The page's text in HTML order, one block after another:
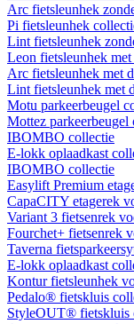
Arc fietsleunhek
Pi fietsleunhek
Lint fietsleunhek
Leon fietsleunhek
Arc fietsleunhek met
Lint fietsleunhek met
Motu parkeerbeugel
Mottez parkeerbeugel
IBOMBO collectie
E-lokk oplaadkast
IBOMBO collectie
Easylift Premium
CapaCITY etagerek
Variant 3 fietsenrek
Fourchet+ fietsenrek
Taverna
E-lokk oplaadkast
Kontur fietsleunhek
Pedalo® fietskluis
StyleOUT® fietskluis